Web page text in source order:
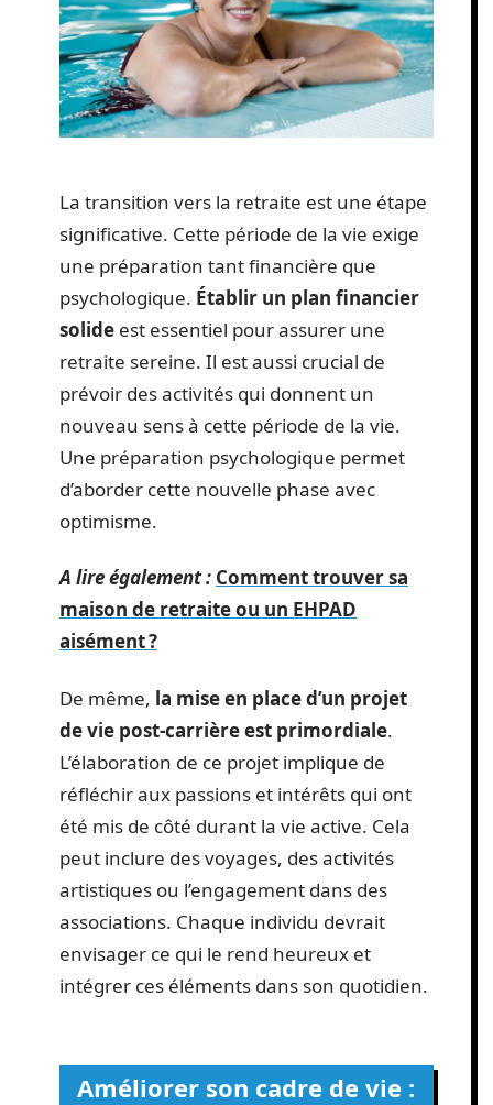
La transition vers la retraite est une étape
significative. Cette période de la vie exige
une préparation tant financière que
psychologique. Établir un plan financier
solide est essentiel pour assurer une
retraite sereine. Il est aussi crucial de
prévoir des activités qui donnent un
nouveau sens à cette période de la vie.
Une préparation psychologique permet
d’aborder cette nouvelle phase avec
optimisme.
A lire également : Comment trouver sa
maison de retraite ou un EHPAD
aisément ?
De même, la mise en place d’un projet
de vie post-carrière est primordiale.
L’élaboration de ce projet implique de
réfléchir aux passions et intérêts qui ont
été mis de côté durant la vie active. Cela
peut inclure des voyages, des activités
artistiques ou l’engagement dans des
associations. Chaque individu devrait
envisager ce qui le rend heureux et
intégrer ces éléments dans son quotidien.
Améliorer son cadre de vie :